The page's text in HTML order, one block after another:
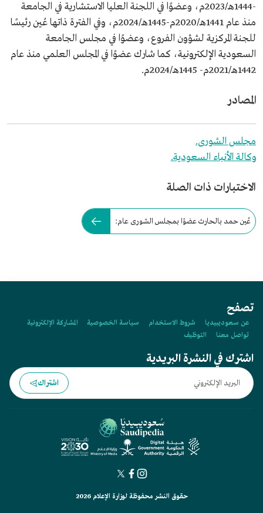
-1444هـ/2023م، وعضوًا في اللجنة العليا الاستشارية في الجامعة
منذ عام 1441هـ/2020م-1445هـ/2024م، وفي الفترة ذاتها عُين رئيسًا
للجنة المركزية لشؤون الفروع، وعضوًا في مجلس الجامعة
السعودية الإلكترونية، كما شارك عضوًا في المجلس العلمي منذ عام
1442هـ/2021م- 1445هـ/2024م.
المصادر
مجلس الشورى.
وكالة الأنباء السعودية.
الاختبارات ذات الصلة
عُين حمد بالحارث عضوًا بمجلس الشورى عام:
تصفح
عن سعوديبيديا شروط الاستخدام سياسة الخصوصية
المشاركة الإلكترونية
تواصل معنا
التوظيف
اشترك في النشرة البريدية
اشتراك
حقوق النشر محفوظة لوزارة الإعلام 2026